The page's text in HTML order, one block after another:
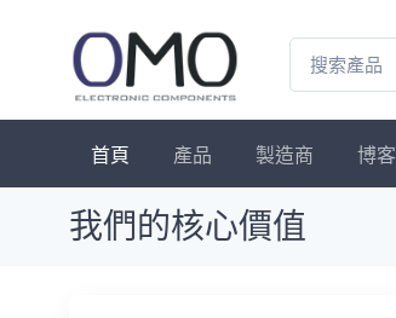
首頁 產品 製造商 博客
我們的核心價值